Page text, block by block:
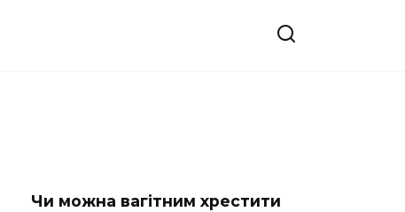
Чи можна вагітним хрестити